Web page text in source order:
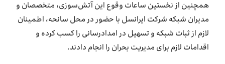
همچنین از نخستین ساعات وقوع این آتش‌سوزی، متخصصان و
مدیران شبکه شرکت ایرانسل با حضور در محل سانحه، اطمینان
لازم از ثبات شبکه و تسهیل در امدادرسانی را کسب کرده و
اقدامات لازم برای مدیریت بحران را انجام دادند.